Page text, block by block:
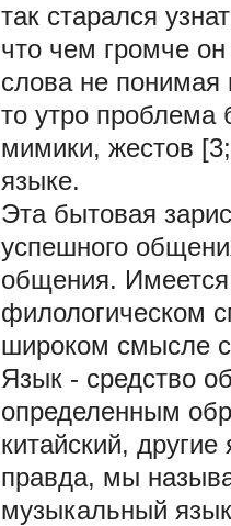
так старался
что чем громче
слова не понимая
то утро
мимики, жестов
языке.
Эта бытовая
успешного
общения. Имеется
филологическом
широком смысле
Язык - средство
определенным
китайский,
правда, мы
музыкальный